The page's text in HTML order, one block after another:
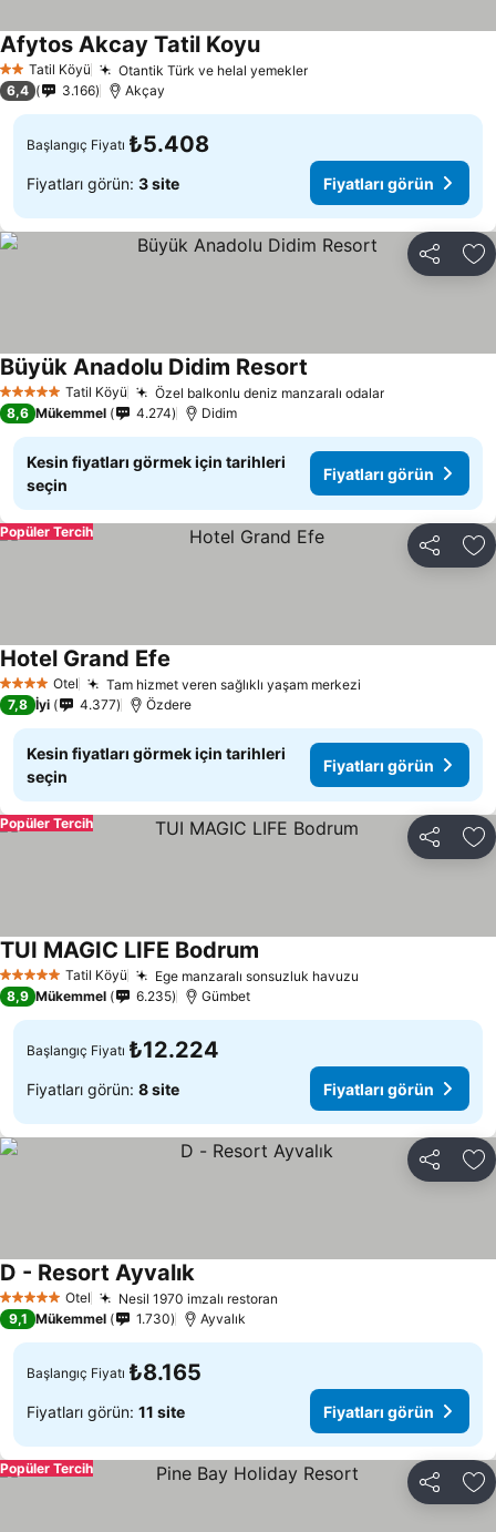
2 YıldızTatil Köyü Otantik Türk ve helal yemekler
Afytos Akcay Tatil Koyu
6,4 3.166 Akçay
Başlangıç Fiyatı ₺5.408
Fiyatları görün: 3 site Fiyatları görün
Paylaş
5 Yıldız Tatil Köyü Özel balkonlu deniz manzaralı odalar
Büyük Anadolu Didim Resort
8,6 Mükemmel 4.274 Didim
Kesin fiyatları görmek için tarihleri
seçin
Fiyatları görün
Paylaş
Popüler Tercih
4 Yıldız Otel Tam hizmet veren sağlıklı yaşam merkezi
Hotel Grand Efe
7,8 İyi 4.377 Özdere
Kesin fiyatları görmek için tarihleri
seçin
Fiyatları görün
Paylaş
Popüler Tercih
5 Yıldız Tatil Köyü Ege manzaralı sonsuzluk havuzu
TUI MAGIC LIFE Bodrum
8,9 Mükemmel 6.235 Gümbet
Başlangıç Fiyatı ₺12.224
Fiyatları görün: 8 site Fiyatları görün
Paylaş
5 Yıldız Otel Nesil 1970 imzalı restoran
D - Resort Ayvalık
9,1 Mükemmel 1.730 Ayvalık
Başlangıç Fiyatı ₺8.165
Fiyatları görün: 11 site Fiyatları görün
Paylaş
Popüler Tercih